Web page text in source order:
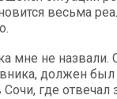
весьма
мне не назвали.
должен
где отвечал